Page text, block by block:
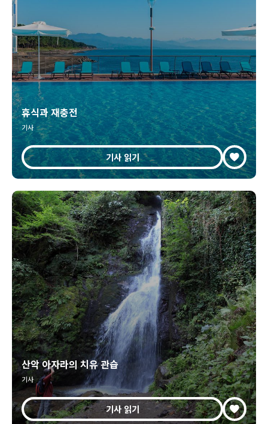
휴식과 재충전
기사
기사 읽기
산악 아자라의 치유 관습
기사
기사 읽기